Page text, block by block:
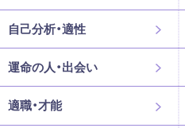
自己分析・適性
運命の人・出会い
適職・才能